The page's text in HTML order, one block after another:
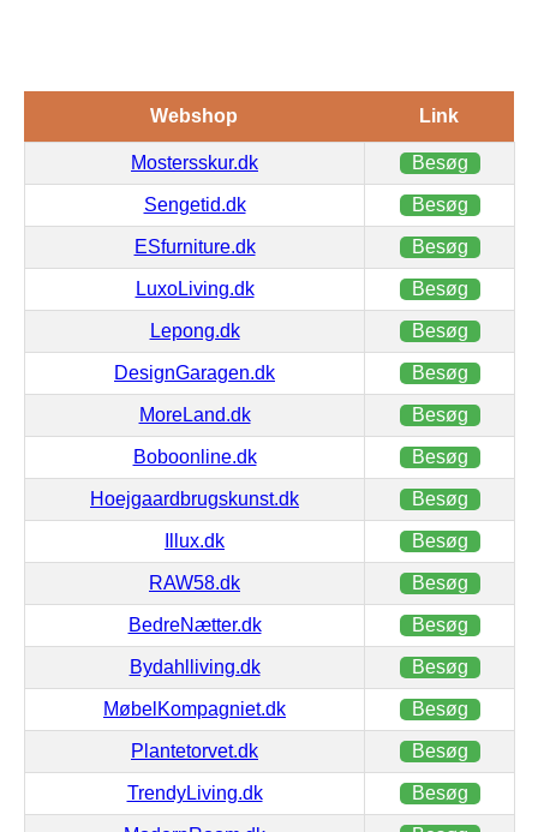
Webshop Link
Mostersskur.dk Besøg
Sengetid.dk Besøg
ESfurniture.dk Besøg
LuxoLiving.dk Besøg
Lepong.dk Besøg
DesignGaragen.dk Besøg
MoreLand.dk Besøg
Boboonline.dk Besøg
Hoejgaardbrugskunst.dk Besøg
Illux.dk Besøg
RAW58.dk Besøg
BedreNætter.dk Besøg
Bydahlliving.dk Besøg
MøbelKompagniet.dk Besøg
Plantetorvet.dk Besøg
TrendyLiving.dk Besøg